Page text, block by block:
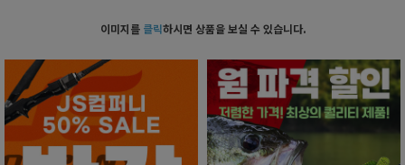
이미지를 클릭하시면 상품을 보실 수 있습니다.